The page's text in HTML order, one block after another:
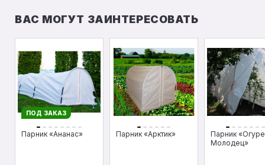
ВАС МОГУТ ЗАИНТЕРЕСОВАТЬ
ПОД ЗАКАЗ
Парник «Ананас» Парник «Арктик»
Парник
Молодец»